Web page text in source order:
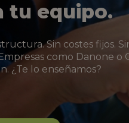
tu equipo.
Sin costes fijos.
como Danone o
¿Te lo enseñamos?